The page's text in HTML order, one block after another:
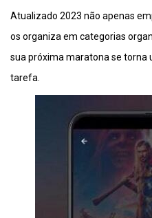
Atualizado 2023 não apenas
os organiza em categorias
sua próxima maratona se torna
tarefa.